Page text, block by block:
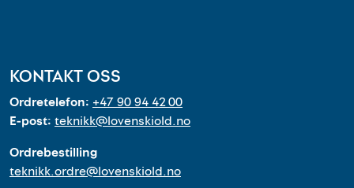
KONTAKT OSS
Ordretelefon: +47 90 94 42 00
E-post: teknikk@lovenskiold.no
Ordrebestilling
teknikk.ordre@lovenskiold.no